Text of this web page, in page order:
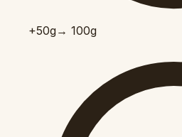
+50g→ 100g